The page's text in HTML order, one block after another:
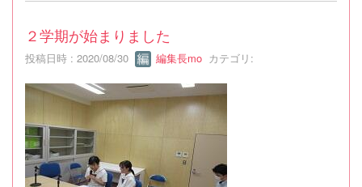
２学期が始まりました
投稿日時 : 2020/08/30 編集長mo カテゴリ: